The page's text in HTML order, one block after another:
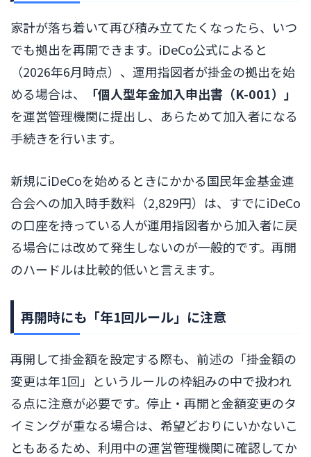
家計が落ち着いて再び積み立てたくなったら、いつ
でも拠出を再開できます。iDeCo公式によると
（2026年6月時点）、運用指図者が掛金の拠出を始
める場合は、
「個人型年金加入申出書（K-001）」
を運営管理機関に提出し、あらためて加入者になる
手続きを行います。
新規にiDeCoを始めるときにかかる国民年金基金連
合会への加入時手数料（2,829円）は、すでにiDeCo
の口座を持っている人が運用指図者から加入者に戻
る場合には改めて発生しないのが一般的です。再開
のハードルは比較的低いと言えます。
再開時にも「年1回ルール」に注意
再開して掛金額を設定する際も、前述の「掛金額の
変更は年1回」というルールの枠組みの中で扱われ
る点に注意が必要です。停止・再開と金額変更のタ
イミングが重なる場合は、希望どおりにいかないこ
ともあるため、利用中の運営管理機関に確認してか